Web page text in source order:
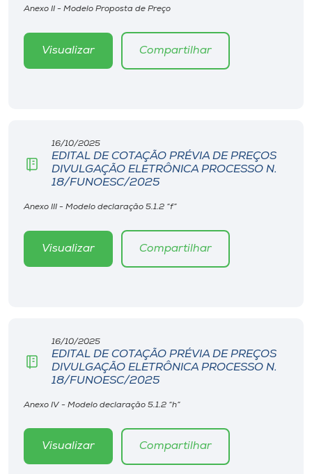
Anexo II - Modelo Proposta de Preço
Visualizar Compartilhar
16/10/2025
EDITAL DE COTAÇÃO PRÉVIA DE PREÇOS
DIVULGAÇÃO ELETRÔNICA PROCESSO N.
18/FUNOESC/2025
Anexo III - Modelo declaração 5.1.2 “f”
Visualizar Compartilhar
16/10/2025
EDITAL DE COTAÇÃO PRÉVIA DE PREÇOS
DIVULGAÇÃO ELETRÔNICA PROCESSO N.
18/FUNOESC/2025
Anexo IV - Modelo declaração 5.1.2 “h”
Visualizar Compartilhar